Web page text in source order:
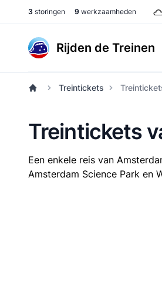
3 storingen 9 werkzaamheden
Rijden de Treinen
Treintickets
Treintickets
Een enkele reis van
Amsterdam Science Park en